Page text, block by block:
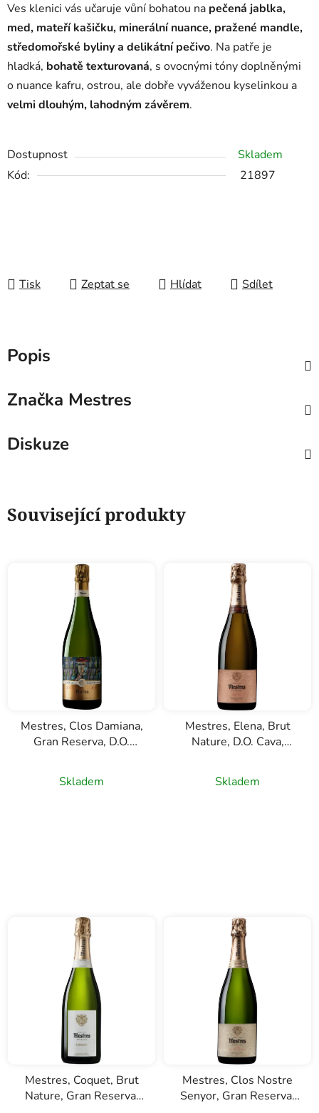
Ves klenici vás učaruje vůní bohatou na pečená jablka,
med, mateří kašičku, minerální nuance, pražené mandle,
středomořské byliny a delikátní pečivo. Na patře je
hladká, bohatě texturovaná, s ovocnými tóny doplněnými
o nuance kafru, ostrou, ale dobře vyváženou kyselinkou a
velmi dlouhým, lahodným závěrem.
Dostupnost
Skladem
Kód:
21897
Tisk Zeptat se Hlídat Sdílet
Popis
Značka Mestres
Diskuze
Související produkty
Mestres, Clos Damiana,
Gran Reserva, D.O.
0,75l
Skladem
Mestres, Elena, Brut
Nature, D.O. Cava,
0,75l
Skladem
Mestres, Coquet, Brut
Nature, Gran Reserva,
Mestres, Clos Nostre
Senyor, Gran Reserva,